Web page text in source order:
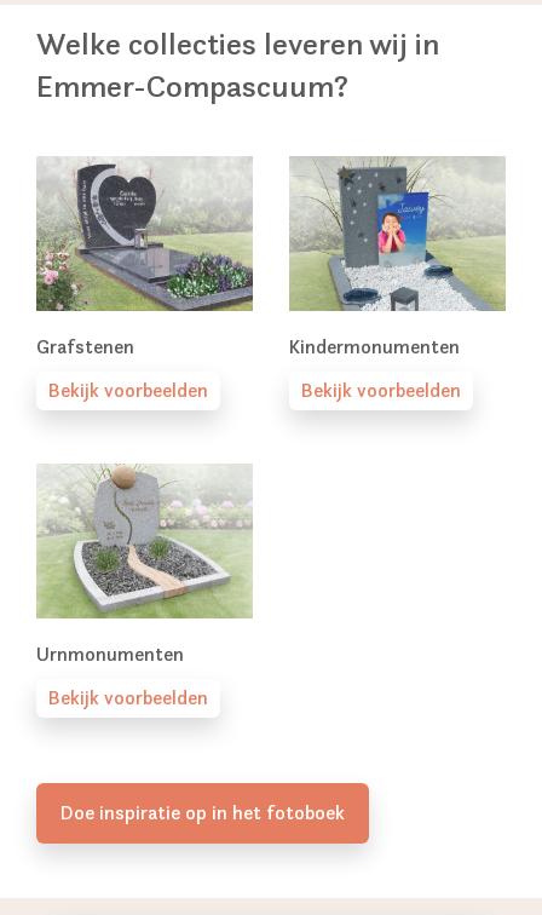
Welke collecties leveren wij in
Emmer-Compascuum?
Grafstenen
Bekijk voorbeelden
Kindermonumenten
Bekijk voorbeelden
Urnmonumenten
Bekijk voorbeelden
Doe inspiratie op in het fotoboek